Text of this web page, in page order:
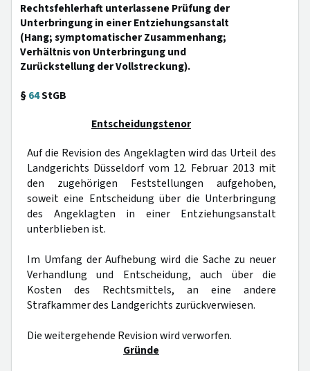
Rechtsfehlerhaft unterlassene Prüfung der
Unterbringung in einer Entziehungsanstalt
(Hang; symptomatischer Zusammenhang;
Verhältnis von Unterbringung und
Zurückstellung der Vollstreckung).
§64StGB
Entscheidungstenor
Auf die Revision des Angeklagten wird das Urteil des
Landgerichts Düsseldorf vom 12. Februar 2013 mit
den zugehörigen Feststellungen aufgehoben,
soweit eine Entscheidung über die Unterbringung
des Angeklagten in einer Entziehungsanstalt
unterblieben ist.
Im Umfang der Aufhebung wird die Sache zu neuer
Verhandlung und Entscheidung, auch über die
Kosten des Rechtsmittels, an eine andere
Strafkammer des Landgerichts zurückverwiesen.
Die weitergehende Revision wird verworfen.
Gründe